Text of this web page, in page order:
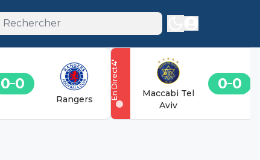
0 0
Rangers
Maccabi Tel
Aviv
0 0
4
'
En Direct